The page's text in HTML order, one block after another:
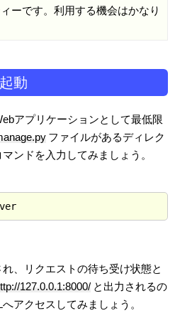
ーです。利用する機会はかなり
動
アプリケーションとして最低限
ファイルがあるディレク
ンドを入力してみましょう。
、リクエストの待ち受け状態と
127.0.0.1:8000/ と出力されるの
アクセスしてみましょう。